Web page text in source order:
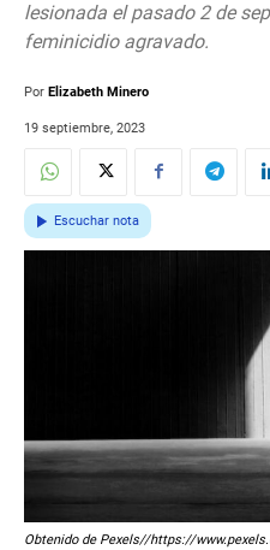
lesionada el pasado 2 de
feminicidio agravado.
Por Elizabeth Minero
19 septiembre, 2023
Escuchar nota
Obtenido de Pexels//https://